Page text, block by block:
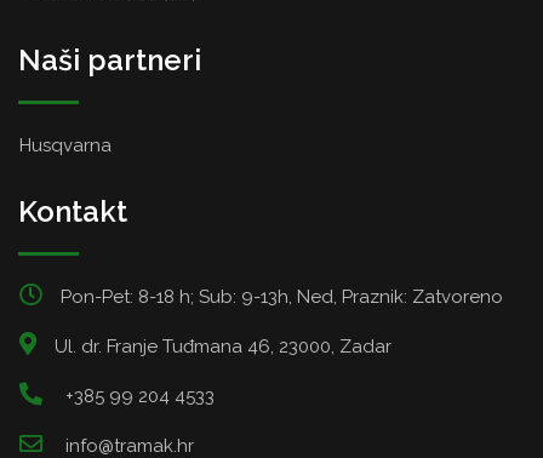
Naši partneri
Husqvarna
Kontakt
Pon-Pet: 8-18 h; Sub: 9-13h, Ned, Praznik: Zatvoreno
Ul. dr. Franje Tuđmana 46, 23000, Zadar
+385 99 204 4533
info@tramak.hr